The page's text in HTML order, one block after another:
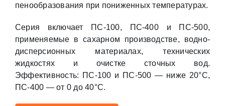
пенообразования при пониженных температурах.
Серия включает ПС-100, ПС-400 и ПС-500,
применяемые в сахарном производстве, водно-
дисперсионных материалах, технических
жидкостях и очистке сточных вод.
Эффективность: ПС-100 и ПС-500 — ниже 20°C,
ПС-400 — от 0 до 40°C.